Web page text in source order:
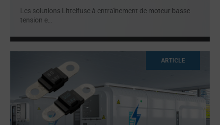
Les solutions Littelfuse à entraînement de moteur basse
tension e...
ARTICLE